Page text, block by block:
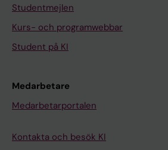
Studentmejlen
Kurs- och programwebbar
Student på KI
Medarbetare
Medarbetarportalen
Kontakta och besök KI